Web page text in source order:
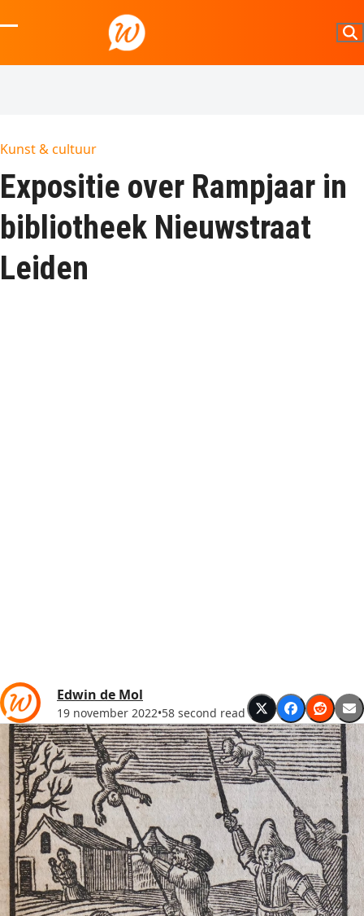
to
mobile
mobile
Kunst & cultuur
Expositie over Rampjaar in
bibliotheek Nieuwstraat
Leiden
Edwin de Mol
19 november 2022•58 second read